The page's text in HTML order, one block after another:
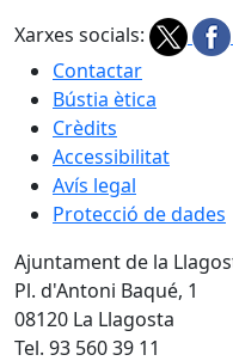
Xarxes socials:
Contactar
Bústia ètica
Crèdits
Accessibilitat
Avís legal
Protecció de dades
Ajuntament de la
Pl. d'Antoni Baqué, 1
08120 La Llagosta
Tel. 93 560 39 11